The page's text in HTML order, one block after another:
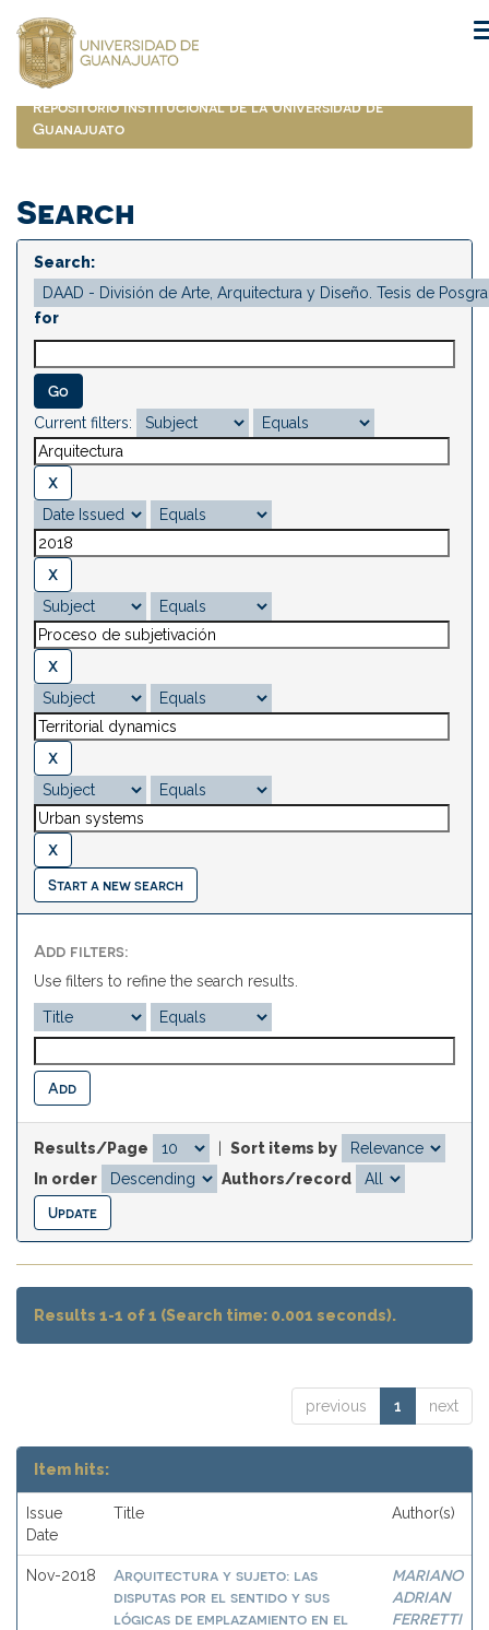
navigation
Repositorio Institucional de la Universidad de
Guanajuato
Search
Search:
for
Current filters:
Start a new search
Add filters:
Use filters to refine the search results.
Results/Page
Sort items by
In order
Authors/record
Results 1-1 of 1 (Search time: 0.001 seconds).
previous 1 next
Item hits:
Issue
Date
Title Author(s)
Nov-2018
Arquitectura y sujeto: las
disputas por el sentido y sus
lógicas de emplazamiento en el
MARIANO
ADRIAN
FERRETTI